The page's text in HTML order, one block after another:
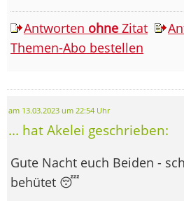
Antworten ohne Zitat
Themen-Abo bestellen
am 13.03.2023 um 22:54 Uhr
... hat Akelei geschrieben:
Gute Nacht euch Beiden -
behütet 😴